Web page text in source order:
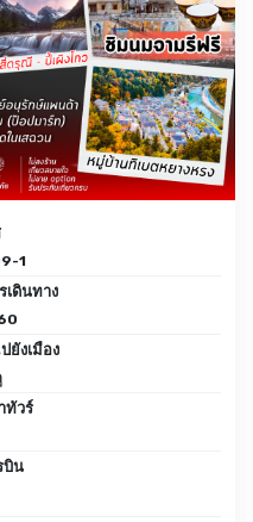
1
เดินทาง
ยังเมือง
ทัวร์
บิน